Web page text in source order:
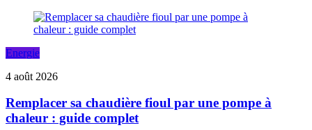
Energie
4 août 2026
Remplacer sa chaudière fioul par une pompe à
chaleur : guide complet